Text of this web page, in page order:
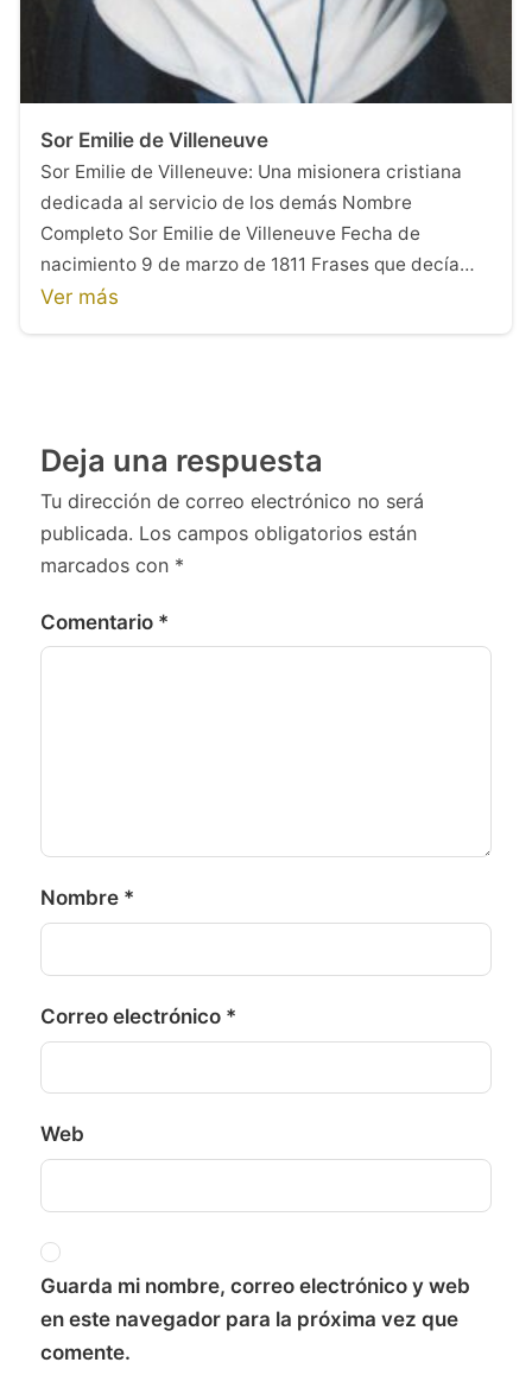
Sor Emilie de Villeneuve
Sor Emilie de Villeneuve: Una misionera cristiana
dedicada al servicio de los demás Nombre
Completo Sor Emilie de Villeneuve Fecha de
nacimiento 9 de marzo de 1811 Frases que decía…
Ver más
Deja una respuesta
Tu dirección de correo electrónico no será
publicada. Los campos obligatorios están
marcados con *
Comentario *
Nombre *
Correo electrónico *
Web
Guarda mi nombre, correo electrónico y web
en este navegador para la próxima vez que
comente.